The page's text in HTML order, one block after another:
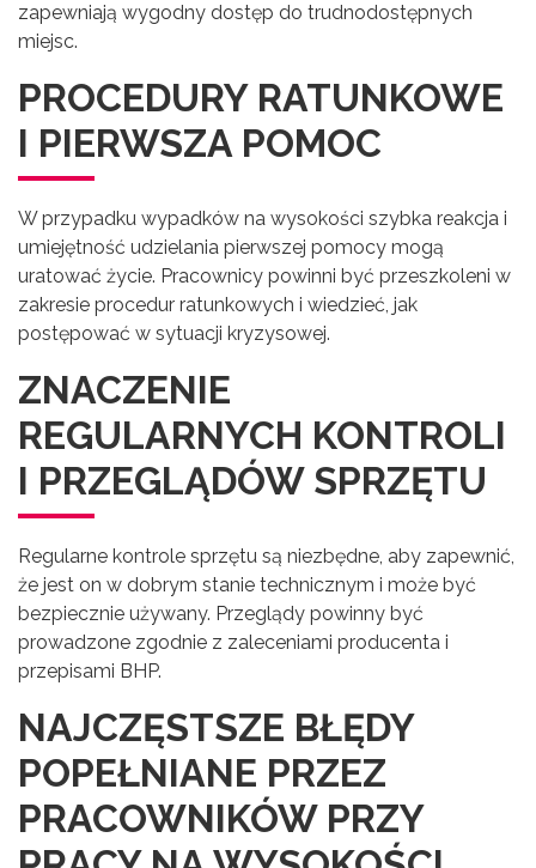
zapewniają wygodny dostęp do trudnodostępnych
miejsc.
PROCEDURY RATUNKOWE
I PIERWSZA POMOC
W przypadku wypadków na wysokości szybka reakcja i
umiejętność udzielania pierwszej pomocy mogą
uratować życie. Pracownicy powinni być przeszkoleni w
zakresie procedur ratunkowych i wiedzieć, jak
postępować w sytuacji kryzysowej.
ZNACZENIE
REGULARNYCH KONTROLI
I PRZEGLĄDÓW SPRZĘTU
Regularne kontrole sprzętu są niezbędne, aby zapewnić,
że jest on w dobrym stanie technicznym i może być
bezpiecznie używany. Przeglądy powinny być
prowadzone zgodnie z zaleceniami producenta i
przepisami BHP.
NAJCZĘSTSZE BŁĘDY
POPEŁNIANE PRZEZ
PRACOWNIKÓW PRZY